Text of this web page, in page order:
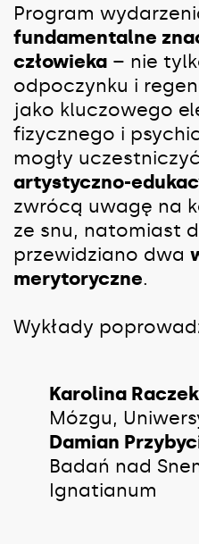
Program
fundamentalne
człowieka – nie
odpoczynku i
jako kluczowego
fizycznego i
mogły
artystyczno-
zwrócą uwagę na
ze snu, natomiast
przewidziano dwa
merytoryczne.
Wykłady
Karolina Raczek
Mózgu,
Damian
Badań nad
Ignatianum